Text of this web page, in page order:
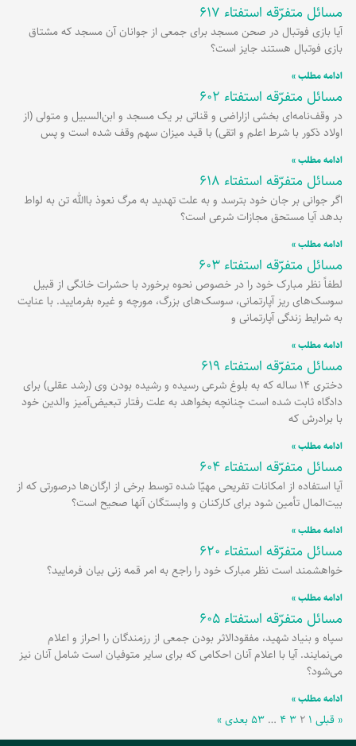
مسائل متفرّقه استفتاء 617
آیا بازی فوتبال در صحن مسجد برای جمعی از جوانان آن مسجد که مشتاق
بازی فوتبال هستند جایز است؟
ادامه مطلب »
مسائل متفرّقه استفتاء 602
در وقف‌نامه‌ای بخشی ازاراضی و قناتی بر یک مسجد و ابن‌السبیل و متولی (از
اولاد ذکور با شرط اعلم و اتقی) با قید میزان سهم وقف شده است و پس
ادامه مطلب »
مسائل متفرّقه استفتاء 618
اگر جوانی بر جان خود بترسد و به علت تهدید به مرگ نعوذ باالله‌ تن به لواط
بدهد آیا مستحق مجازات شرعی است؟
ادامه مطلب »
مسائل متفرّقه استفتاء 603
لطفاً نظر مبارک خود را در خصوص نحوه برخورد با حشرات خانگی از قبیل
سوسک‌های ریز آپارتمانی، سوسک‌های بزرگ، مورچه و غیره بفرمایید. با عنایت
به شرایط زندگی آپارتمانی و
ادامه مطلب »
مسائل متفرّقه استفتاء 619
دختری 14 ساله که به بلوغ شرعی رسیده و رشیده بودن وی (رشد عقلی) برای
دادگاه ثابت شده است چنانچه بخواهد به علت رفتار تبعیض‌آمیز والدین خود
با برادرش که
ادامه مطلب »
مسائل متفرّقه استفتاء 604
آیا استفاده از امکانات تفریحی مهیّا شده توسط برخی از ارگان‌ها درصورتی که از
بیت‌المال تأمین شود برای کارکنان و وابستگان آنها صحیح است؟
ادامه مطلب »
مسائل متفرّقه استفتاء 620
خواهشمند است نظر مبارک خود را راجع به امر قمه زنی بیان فرمایید؟
ادامه مطلب »
مسائل متفرّقه استفتاء 605
سپاه و بنیاد شهید، مفقودالاثر بودن جمعی از رزمندگان را احراز و اعلام
می‌نمایند. آیا با اعلام آنان احکامی که برای سایر متوفیان است شامل آنان نیز
می‌شود؟
ادامه مطلب »
« قبلی ۱ ۲ ۳ ۴ … ۵۳بعدی »